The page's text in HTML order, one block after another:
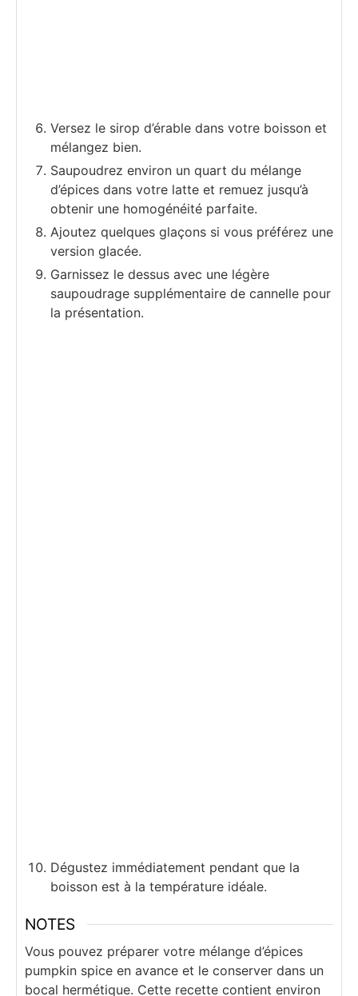
Versez le sirop d’érable dans votre boisson et
mélangez bien.
Saupoudrez environ un quart du mélange
d’épices dans votre latte et remuez jusqu’à
obtenir une homogénéité parfaite.
Ajoutez quelques glaçons si vous préférez une
version glacée.
Garnissez le dessus avec une légère
saupoudrage supplémentaire de cannelle pour
la présentation.
Dégustez immédiatement pendant que la
boisson est à la température idéale.
NOTES
Vous pouvez préparer votre mélange d’épices
pumpkin spice en avance et le conserver dans un
bocal hermétique. Cette recette contient environ